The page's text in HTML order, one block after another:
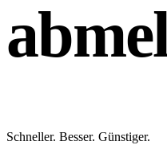
Schneller. Besser. Günstiger.